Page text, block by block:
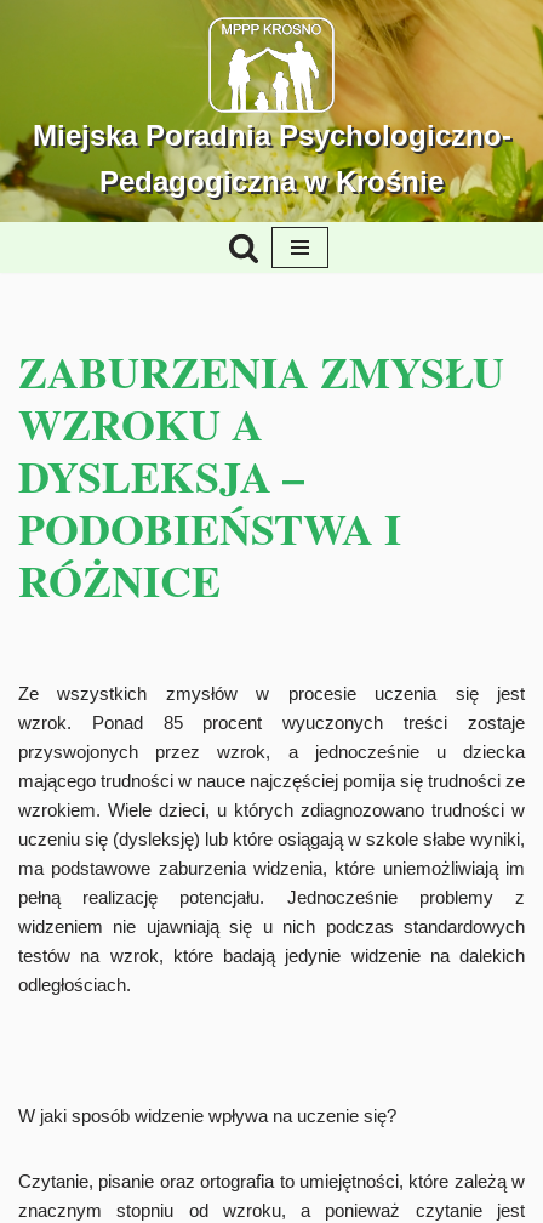
treści
Miejska Poradnia Psychologiczno-
Pedagogiczna w Krośnie
ZABURZENIA ZMYSŁU
WZROKU A
DYSLEKSJA –
PODOBIEŃSTWA I
RÓŻNICE
Ze wszystkich zmysłów w procesie uczenia się jest
wzrok. Ponad 85 procent wyuczonych treści zostaje
przyswojonych przez wzrok, a jednocześnie u dziecka
mającego trudności w nauce najczęściej pomija się trudności ze
wzrokiem. Wiele dzieci, u których zdiagnozowano trudności w
uczeniu się (dysleksję) lub które osiągają w szkole słabe wyniki,
ma podstawowe zaburzenia widzenia, które uniemożliwiają im
pełną realizację potencjału. Jednocześnie problemy z
widzeniem nie ujawniają się u nich podczas standardowych
testów na wzrok, które badają jedynie widzenie na dalekich
odległościach.
W jaki sposób widzenie wpływa na uczenie się?
Czytanie, pisanie oraz ortografia to umiejętności, które zależą w
znacznym stopniu od wzroku, a ponieważ czytanie jest